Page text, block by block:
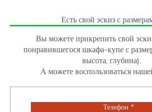
Есть свой эскиз с
Вы можете прикрепить свой
понравившегося шкафа-купе с
высота, глубина).
А можете воспользоваться
Телефон *